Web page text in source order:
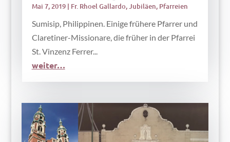
Mai 7, 2019| Fr. Rhoel Gallardo,Jubiläen, Pfarreien
Sumisip, Philippinen. Einige frühere Pfarrer und
Claretiner-Missionare, die früher in der Pfarrei
St. Vinzenz Ferrer...
weiter…